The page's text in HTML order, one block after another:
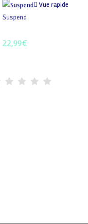
Vue rapide
Suspend
22,99€